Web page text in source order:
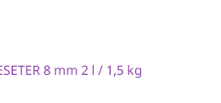
8 mm 2 l / 1,5 kg